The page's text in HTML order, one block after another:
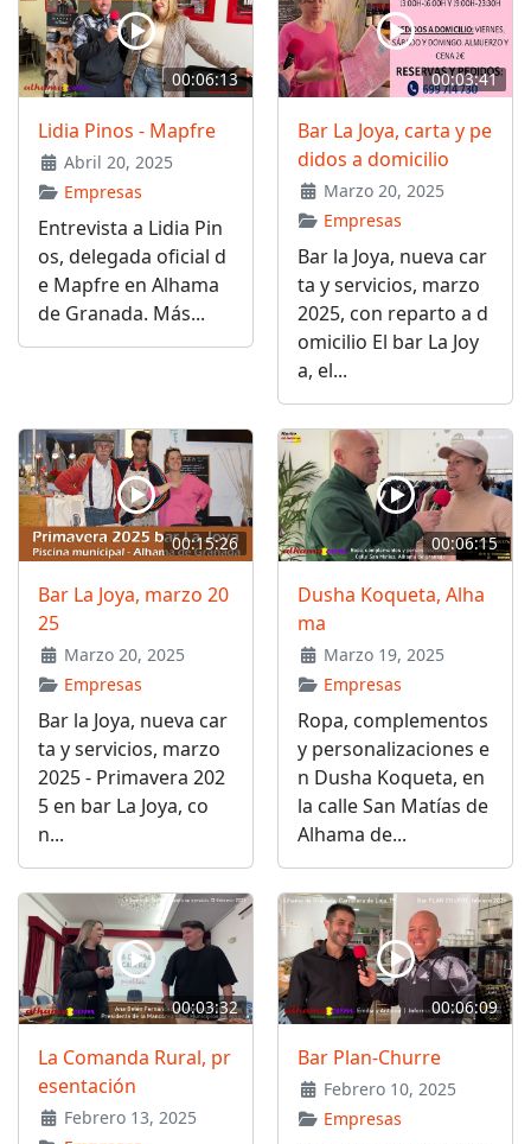
00:06:13
Lidia Pinos - Mapfre
Abril 20, 2025
Empresas
Entrevista a Lidia Pin
os, delegada oficial d
e Mapfre en Alhama
de Granada. Más...
00:03:41
Bar La Joya, carta y pe
didos a domicilio
Marzo 20, 2025
Empresas
Bar la Joya, nueva car
ta y servicios, marzo
2025, con reparto a d
omicilio El bar La Joy
a, el...
00:15:26
Bar La Joya, marzo 20
25
Marzo 20, 2025
Empresas
Bar la Joya, nueva car
ta y servicios, marzo
2025 - Primavera 202
5 en bar La Joya, co
n...
00:06:15
Dusha Koqueta, Alha
ma
Marzo 19, 2025
Empresas
Ropa, complementos
y personalizaciones e
n Dusha Koqueta, en
la calle San Matías de
Alhama de...
00:03:32
La Comanda Rural, pr
esentación
Febrero 13, 2025
00:06:09
Bar Plan-Churre
Febrero 10, 2025
Empresas